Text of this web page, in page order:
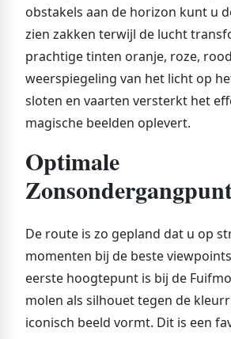
obstakels aan de horizon kunt u
zien zakken terwijl de lucht
prachtige tinten oranje, roze,
weerspiegeling van het licht op
sloten en vaarten versterkt het
magische beelden oplevert.
Optimale
De route is zo gepland dat u op
momenten bij de beste
eerste hoogtepunt is bij de
molen als silhouet tegen de
iconisch beeld vormt. Dit is een